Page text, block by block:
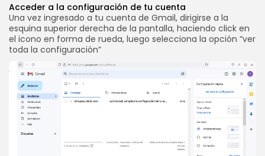
Acceder a la configuración de tu cuenta
Una vez ingresado a tu cuenta de Gmail, dirigirse a la
esquina superior derecha de la pantalla, haciendo click en
el icono en forma de rueda, luego selecciona la opción “ver
toda la configuración”